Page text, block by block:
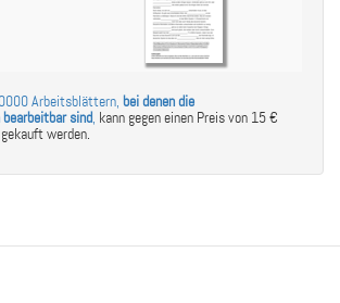
Arbeitsblättern, bei denen die
sind, kann gegen einen Preis von 15 €
werden.